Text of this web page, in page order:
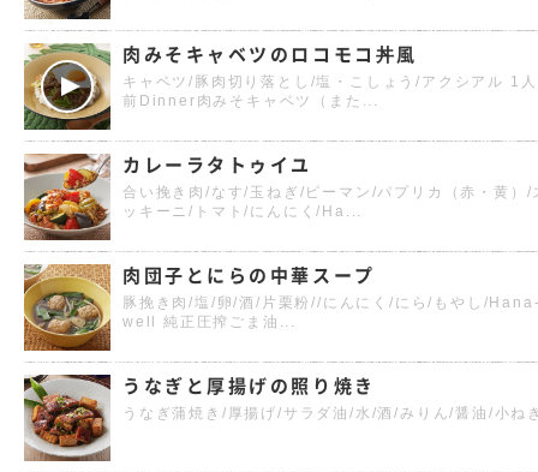
肉みそキャベツのロコモコ丼風
キャベツ/豚肉切り落とし/塩・こしょう/アクシアル 1人
前Dinner肉みそキャベツ（また...
カレーラタトゥイユ
合い挽き肉/なす/玉ねぎ/ピーマン/パプリカ（赤・黄）/
ッキーニ/トマト/にんにく/Ha...
肉団子とにらの中華スープ
豚挽き肉/塩/卵/酒/片栗粉//にんにく/にら/もやし/
well 純正圧搾ごま油...
うなぎと厚揚げの照り焼き
うなぎ蒲焼き/厚揚げ/サラダ油/水/酒/みりん/醤油/小ね